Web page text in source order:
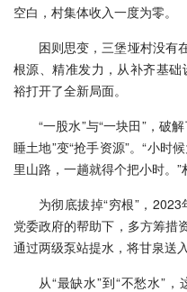
空白，村集体收入一度为零。
困则思变，三堡垭村没有
根源、精准发力，从补齐基
裕打开了全新局面。
“一股水”与“一块田”，破
睡土地”变“抢手资源”。“小时
里山路，一趟就得个把小时。”
为彻底拔掉“穷根”，
党委政府的帮助下，多方筹措
通过两级泵站提水，将甘泉送
从“最缺水”到“不愁水”